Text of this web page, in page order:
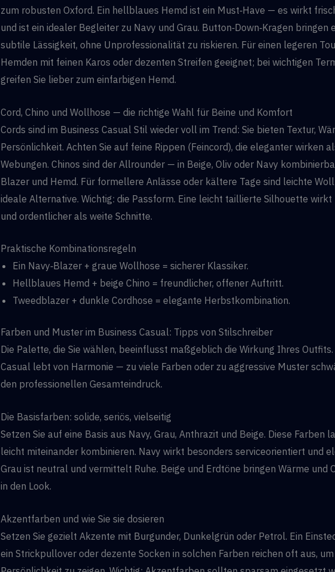
zum robusten Oxford. Ein hellblaues Hemd ist ein Must‑Have — es wirkt
und ist ein idealer Begleiter zu Navy und Grau. Button‑Down‑Kragen bringen
subtile Lässigkeit, ohne Unprofessionalität zu riskieren. Für einen legeren
Hemden mit feinen Karos oder dezenten Streifen geeignet; bei wichtigen
greifen Sie lieber zum einfarbigen Hemd.
Cord, Chino und Wollhose — die richtige Wahl für Beine und Komfort
Cords sind im Business Casual Stil wieder voll im Trend: Sie bieten Textur,
Persönlichkeit. Achten Sie auf feine Rippen (Feincord), die eleganter wirken
Webungen. Chinos sind der Allrounder — in Beige, Oliv oder Navy
Blazer und Hemd. Für formellere Anlässe oder kältere Tage sind leichte
ideale Alternative. Wichtig: die Passform. Eine leicht taillierte Silhouette
und ordentlicher als weite Schnitte.
Praktische Kombinationsregeln
Ein Navy‑Blazer + graue Wollhose = sicherer Klassiker.
Hellblaues Hemd + beige Chino = freundlicher, offener Auftritt.
Tweedblazer + dunkle Cordhose = elegante Herbstkombination.
Farben und Muster im Business Casual: Tipps von Stilschreiber
Die Palette, die Sie wählen, beeinflusst maßgeblich die Wirkung Ihres Outfits.
Casual lebt von Harmonie — zu viele Farben oder zu aggressive Muster
den professionellen Gesamteindruck.
Die Basisfarben: solide, seriös, vielseitig
Setzen Sie auf eine Basis aus Navy, Grau, Anthrazit und Beige. Diese Farben
leicht miteinander kombinieren. Navy wirkt besonders serviceorientiert und
Grau ist neutral und vermittelt Ruhe. Beige und Erdtöne bringen Wärme und
in den Look.
Akzentfarben und wie Sie sie dosieren
Setzen Sie gezielt Akzente mit Burgunder, Dunkelgrün oder Petrol. Ein
ein Strickpullover oder dezente Socken in solchen Farben reichen oft aus, um